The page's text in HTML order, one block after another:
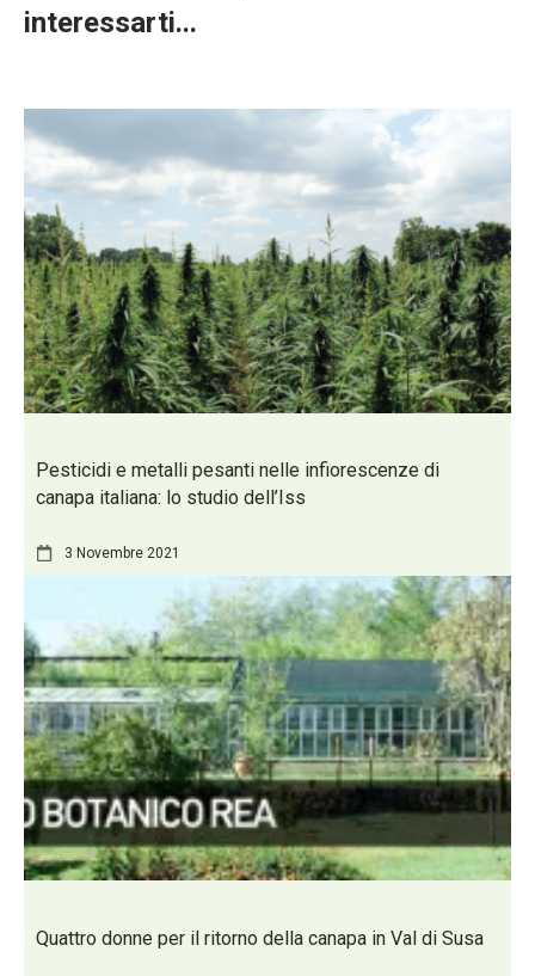
interessarti...
Pesticidi e metalli pesanti nelle infiorescenze di
canapa italiana: lo studio dell’Iss
3 Novembre 2021
Quattro donne per il ritorno della canapa in Val di Susa